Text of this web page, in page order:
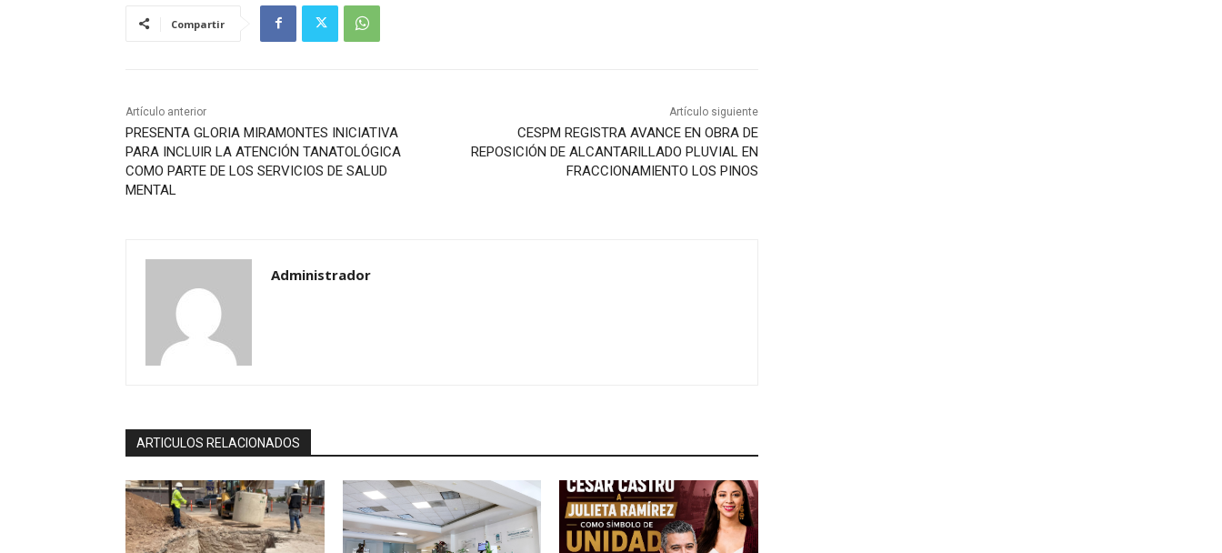
Compartir
Artículo anterior
PRESENTA GLORIA MIRAMONTES INICIATIVA
PARA INCLUIR LA ATENCIÓN TANATOLÓGICA
COMO PARTE DE LOS SERVICIOS DE SALUD
MENTAL
Artículo siguiente
CESPM REGISTRA AVANCE EN OBRA DE
REPOSICIÓN DE ALCANTARILLADO PLUVIAL EN
FRACCIONAMIENTO LOS PINOS
Administrador
ARTICULOS RELACIONADOS